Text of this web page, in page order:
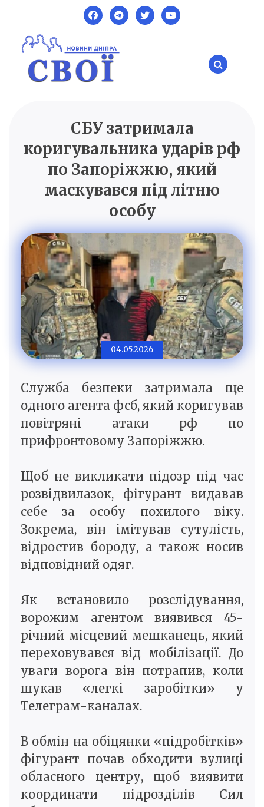
content
SVOI.DP.UA
Новини ДніпраСБУ затримала
коригувальника ударів рф
по Запоріжжю, який
маскувався під літню
особу
04.05.2026
Служба безпеки затримала ще
одного агента фсб, який коригував
повітряні атаки рф по
прифронтовому Запоріжжю.
Щоб не викликати підозр під час
розвідвилазок, фігурант видавав
себе за особу похилого віку.
Зокрема, він імітував сутулість,
відростив бороду, а також носив
відповідний одяг.
Як встановило розслідування,
ворожим агентом виявився 45-
річний місцевий мешканець, який
переховувався від мобілізації. До
уваги ворога він потрапив, коли
шукав «легкі заробітки» у
Телеграм-каналах.
В обмін на обіцянки «підробітків»
фігурант почав обходити вулиці
обласного центру, щоб виявити
координати підрозділів Сил